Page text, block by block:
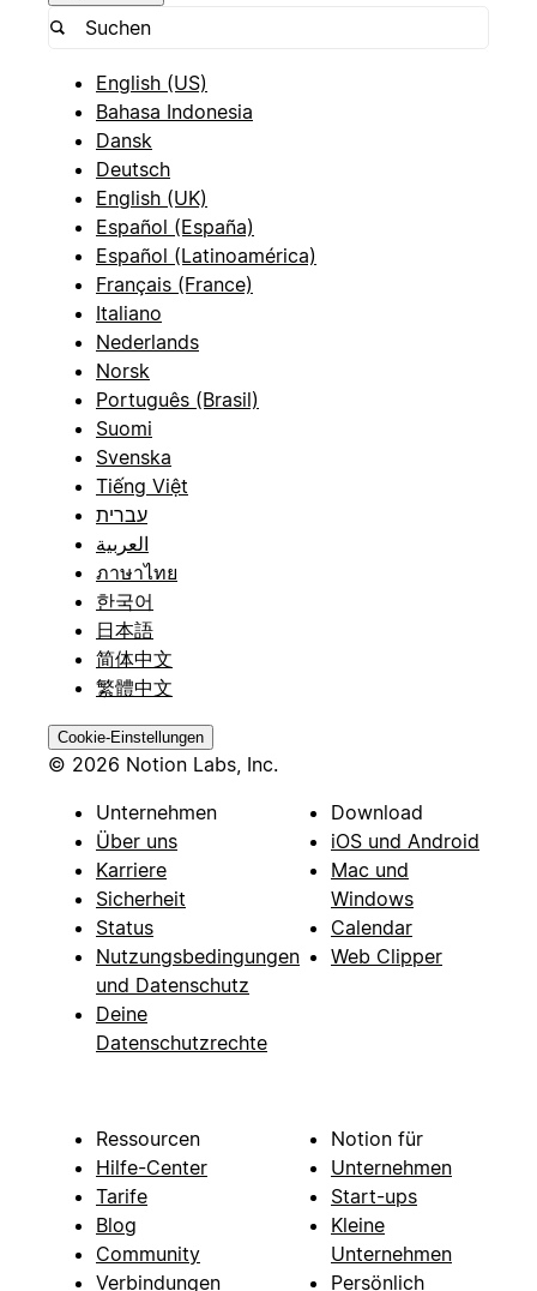
English (US)
Bahasa Indonesia
Dansk
Deutsch
English (UK)
Español (España)
Español (Latinoamérica)
Français (France)
Italiano
Nederlands
Norsk
Português (Brasil)
Suomi
Svenska
Tiếng Việt
עברית
العربية
ภาษาไทย
한국어
日本語
简体中文
繁體中文
Cookie-Einstellungen
© 2026 Notion Labs, Inc.
Unternehmen
Über uns
Karriere
Sicherheit
Status
Nutzungsbedingungen
und Datenschutz
Deine
Datenschutzrechte
Download
iOS und Android
Mac und
Windows
Calendar
Web Clipper
Ressourcen
Hilfe-Center
Tarife
Blog
Community
Verbindungen
Notion für
Unternehmen
Start-ups
Kleine
Unternehmen
Persönlich